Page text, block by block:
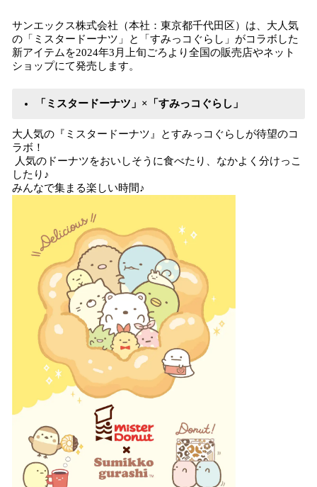
！
数
を
読
込
中
で
す
サンエックス株式会社（本社：東京都千代田区）は、大人気
の「ミスタードーナツ」と「すみっコぐらし」がコラボした
新アイテムを2024年3月上旬ごろより全国の販売店やネット
ショップにて発売します。
「ミスタードーナツ」×「すみっコぐらし」
大人気の『ミスタードーナツ』とすみっコぐらしが待望のコ
ラボ！
人気のドーナツをおいしそうに食べたり、なかよく分けっこ
したり♪
みんなで集まる楽しい時間♪